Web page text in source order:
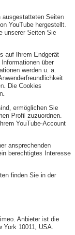
ausgestatteten Seiten
YouTube hergestellt.
unserer Seiten Sie
auf Ihrem Endgerät
über
werden u. a.
Die Cookies
ermöglichen Sie
Profil zuzuordnen.
YouTube-Account
ansprechenden
berechtigtes Interesse
finden Sie in der
Anbieter ist die
10011, USA.